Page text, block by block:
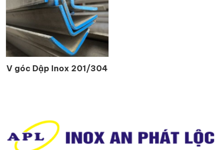
CHI TIẾT
V góc Dập Inox 201/304